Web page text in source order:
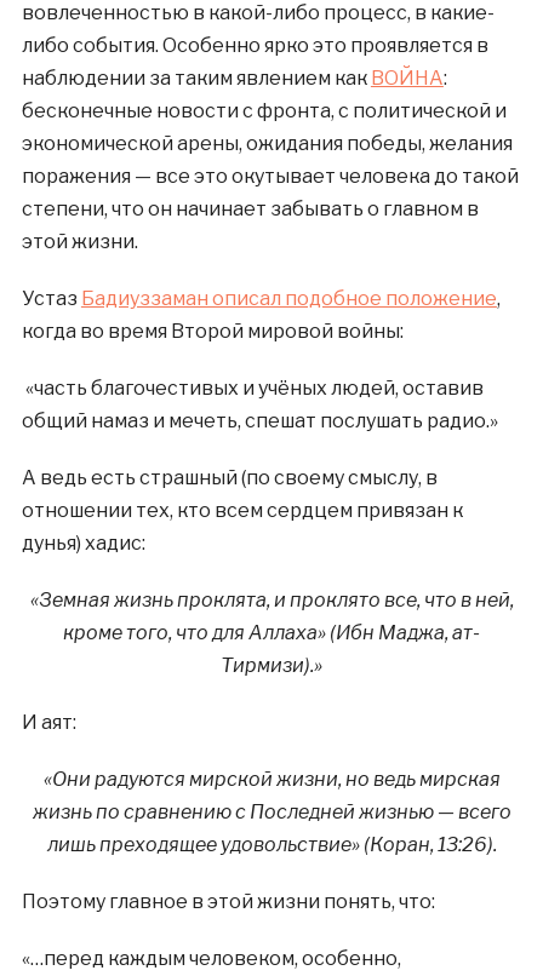
вовлеченностью в какой-либо процесс, в какие-
либо события. Особенно ярко это проявляется в
наблюдении за таким явлением как ВОЙНА:
бесконечные новости с фронта, с политической и
экономической арены, ожидания победы, желания
поражения — все это окутывает человека до такой
степени, что он начинает забывать о главном в
этой жизни.
Устаз Бадиуззаман описал подобное положение,
когда во время Второй мировой войны:
«часть благочестивых и учёных людей, оставив
общий намаз и мечеть, спешат послушать радио.»
А ведь есть страшный (по своему смыслу, в
отношении тех, кто всем сердцем привязан к
дунья) хадис:
«Земная жизнь проклята, и проклято все, что в ней,
кроме того, что для Аллаха» (Ибн Маджа, ат-
Тирмизи).»
И аят:
«Они радуются мирской жизни, но ведь мирская
жизнь по сравнению с Последней жизнью — всего
лишь преходящее удовольствие» (Коран, 13:26).
Поэтому главное в этой жизни понять, что:
«…перед каждым человеком, особенно,